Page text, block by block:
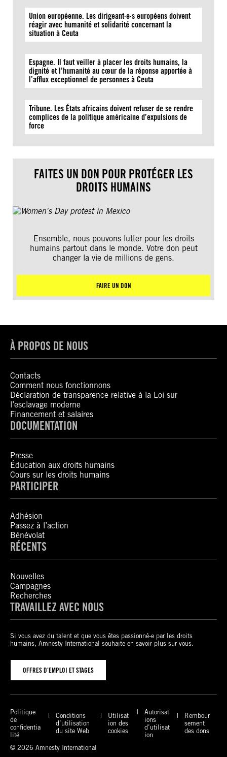
Union européenne. Les dirigeant·e·s européens doivent
réagir avec humanité et solidarité concernant la
situation à Ceuta
Espagne. Il faut veiller à placer les droits humains, la
dignité et l’humanité au cœur de la réponse apportée à
l’afflux exceptionnel de personnes à Ceuta
Tribune. Les États africains doivent refuser de se rendre
complices de la politique américaine d’expulsions de
force
FAITES UN DON POUR PROTÉGER LES
DROITS HUMAINS
Ensemble, nous pouvons lutter pour les droits
humains partout dans le monde. Votre don peut
changer la vie de millions de gens.
FAIRE UN DON
À PROPOS DE NOUS
Contacts
Comment nous fonctionnons
Déclaration de transparence relative à la Loi sur
l’esclavage moderne
Financement et salaires
DOCUMENTATION
Presse
Éducation aux droits humains
Cours sur les droits humains
PARTICIPER
Adhésion
Passez à l’action
Bénévolat
RÉCENTS
Nouvelles
Campagnes
Recherches
TRAVAILLEZ AVEC NOUS
Si vous avez du talent et que vous êtes passionné-e par les droits
humains, Amnesty International souhaite en savoir plus sur vous.
OFFRES D’EMPLOI ET STAGES
Politique
de
confidentia
lité
Conditions
d’utilisation
du site Web
Utilisat
ion des
cookies
Autorisat
ions
d’utilisat
ion
Rembour
sement
des dons
© 2026 Amnesty International